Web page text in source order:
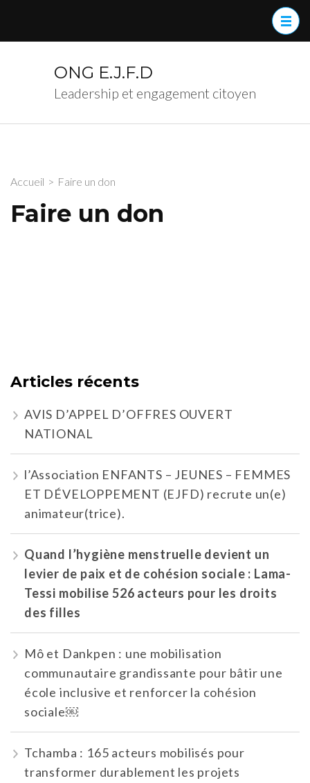
ONG E.J.F.D
Leadership et engagement citoyen
Accueil > Faire un don
Faire un don
Articles récents
AVIS D’APPEL D’OFFRES OUVERT
NATIONAL
l’Association ENFANTS – JEUNES – FEMMES
ET DÉVELOPPEMENT (EJFD) recrute un(e)
animateur(trice).
Quand l’hygiène menstruelle devient un
levier de paix et de cohésion sociale : Lama-
Tessi mobilise 526 acteurs pour les droits
des filles
Mô et Dankpen : une mobilisation
communautaire grandissante pour bâtir une
école inclusive et renforcer la cohésion
sociale￼
Tchamba : 165 acteurs mobilisés pour
transformer durablement les projets